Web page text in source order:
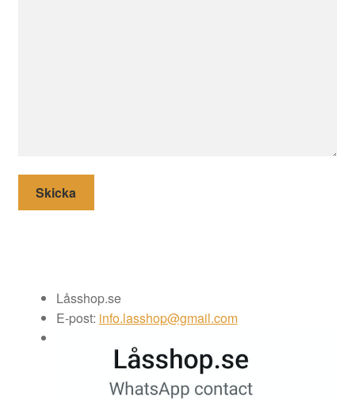
Låsshop.se
E-post: info.lasshop@gmail.com